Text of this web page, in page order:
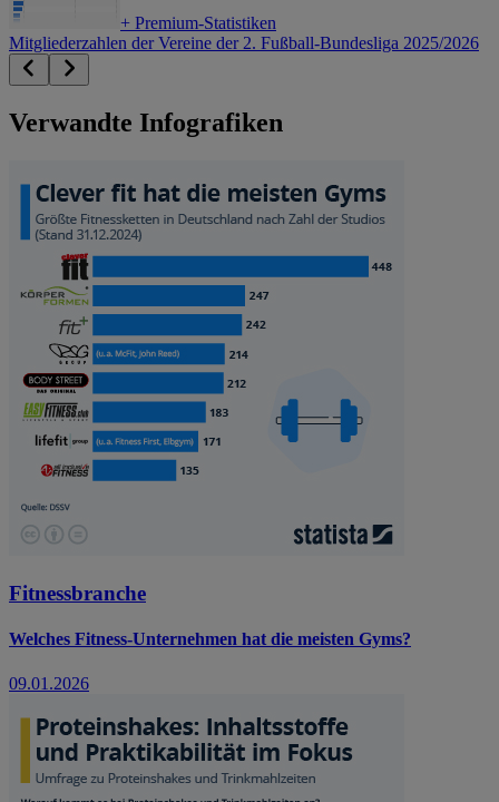
+ Premium-Statistiken
Mitgliederzahlen der Vereine der 2. Fußball-Bundesliga 2025/2026
Verwandte Infografiken
Fitnessbranche
Welches Fitness-Unternehmen hat die meisten Gyms?
09.01.2026